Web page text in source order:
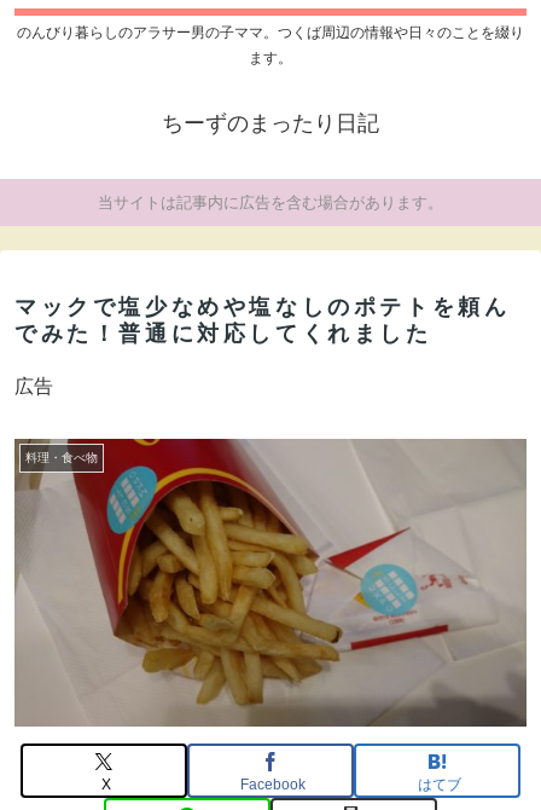
のんびり暮らしのアラサー男の子ママ。つくば周辺の情報や日々のことを綴り
ます。
ちーずのまったり日記
当サイトは記事内に広告を含む場合があります。
マックで塩少なめや塩なしのポテトを頼ん
でみた！普通に対応してくれました
広告
料理・食べ物
X Facebook はてブ